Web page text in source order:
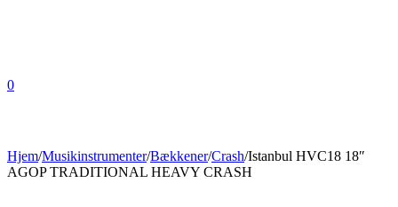
0
Hjem/Musikinstrumenter/Bækkener/Crash/Istanbul HVC18 18″
AGOP TRADITIONAL HEAVY CRASH